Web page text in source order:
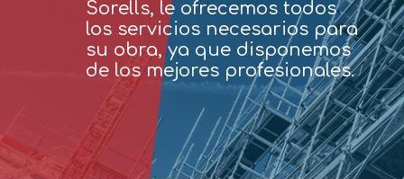
Sorells, le ofrecemos todos
los servicios necesarios para
su obra, ya que disponemos
de los mejores profesionales.